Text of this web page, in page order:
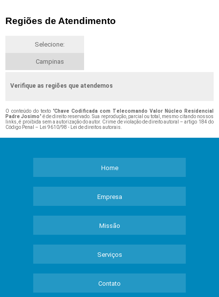
Regiões de Atendimento
Selecione:
Campinas
Verifique as regiões que atendemos
O conteúdo do texto "Chave Codificada com Telecomando Valor Núcleo Residencial
Padre Josimo" é de direito reservado. Sua reprodução, parcial ou total, mesmo citando nossos
links, é proibida sem a autorização do autor. Crime de violação de direito autoral – artigo 184 do
Código Penal –
Lei 9610/98 - Lei de direitos autorais
Home
Empresa
Missão
Serviços
Contato